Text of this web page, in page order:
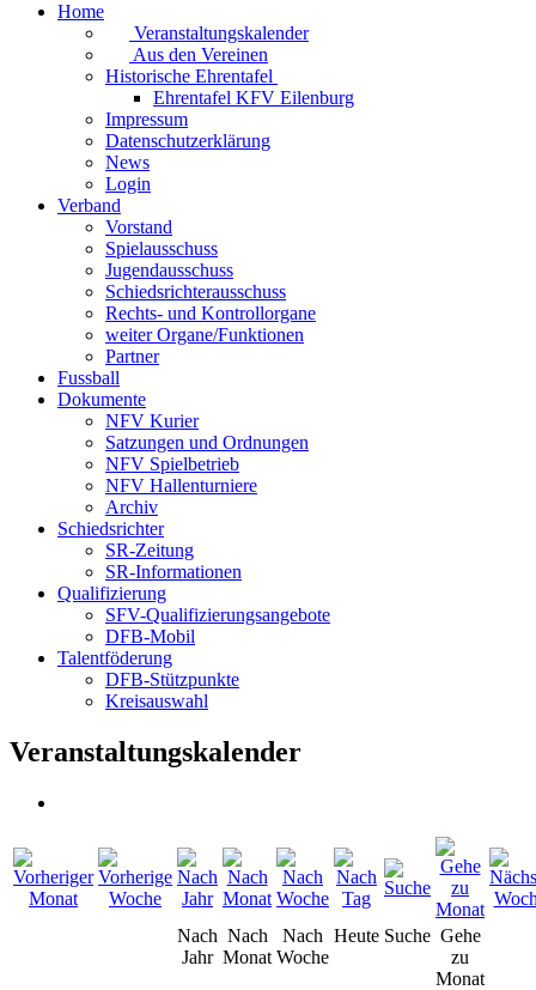
Home
Veranstaltungskalender
Aus den Vereinen
Historische Ehrentafel
Ehrentafel KFV Eilenburg
Impressum
Datenschutzerklärung
News
Login
Verband
Vorstand
Spielausschuss
Jugendausschuss
Schiedsrichterausschuss
Rechts- und Kontrollorgane
weiter Organe/Funktionen
Partner
Fussball
Dokumente
NFV Kurier
Satzungen und Ordnungen
NFV Spielbetrieb
NFV Hallenturniere
Archiv
Schiedsrichter
SR-Zeitung
SR-Informationen
Qualifizierung
SFV-Qualifizierungsangebote
DFB-Mobil
Talentföderung
DFB-Stützpunkte
Kreisauswahl
Veranstaltungskalender
Nach
Jahr
Nach
Monat
Nach
Woche
Heute Suche Gehe
zu
Monat